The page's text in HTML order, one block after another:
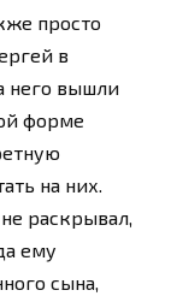
просто
в
него вышли
форме
на них.
раскрывал,
ему
сына,